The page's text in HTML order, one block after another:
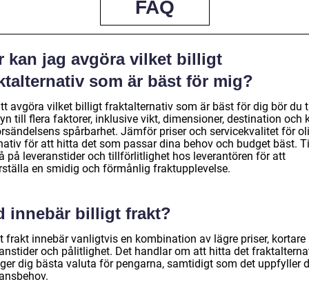
FAQ
kan jag avgöra vilket billigt
som är bäst för mig?
avgöra vilket billigt fraktalternativ som är bäst för dig bör du
till flera faktorer, inklusive vikt, dimensioner, destination och
spårbarhet. Jämför priser och servicekvalitet för
för att hitta det som passar dina behov och budget bäst.
på leveranstider och tillförlitlighet hos leverantören för att
en smidig och förmånlig fraktupplevelse.
innebär billigt frakt?
frakt innebär vanligtvis en kombination av lägre priser, kortare
och pålitlighet. Det handlar om att hitta det
dig bästa valuta för pengarna, samtidigt som det uppfyller